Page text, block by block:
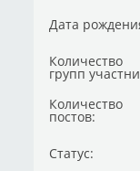
Дата
Количество
групп
Количество
постов:
Статус: